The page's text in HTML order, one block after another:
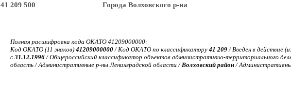
41 209 500 Города Волховского р-на
Полная расшифровка кода ОКАТО 41209000000:
Код ОКАТО (11 знаков) 41209000000/ Код ОКАТО по классификатору 41 209/ Введен в действие
с 31.12.1996/ Общероссийский классификатор объектов административно-территориального
область / Административные р-ны Ленинградской области /Волховский район/